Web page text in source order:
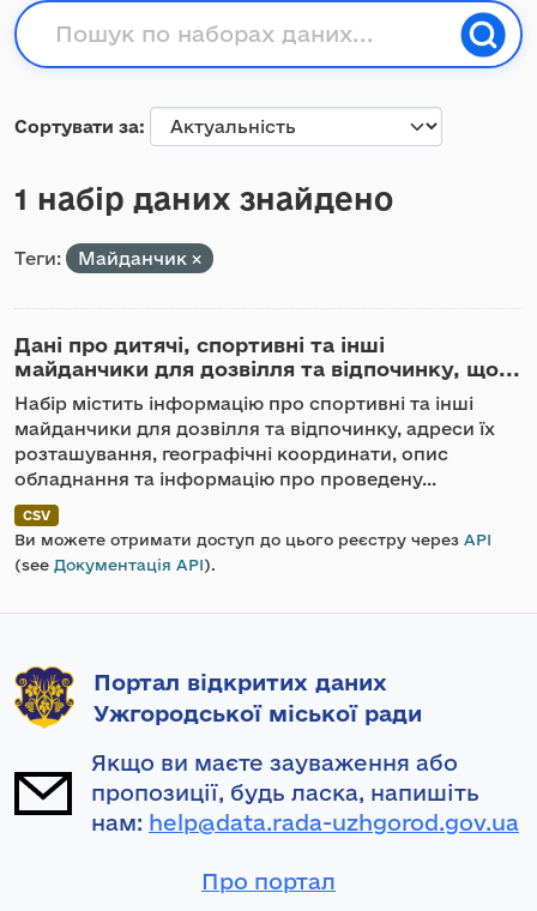
Сортувати за
1 набір даних знайдено
Теги: Майданчик
Дані про дитячі, спортивні та інші
майданчики для дозвілля та відпочинку, що...
Набір містить інформацію про спортивні та інші
майданчики для дозвілля та відпочинку, адреси їх
розташування, географічні координати, опис
обладнання та інформацію про проведену...
CSV
Ви можете отримати доступ до цього реєстру через API
(see Документація API).
Портал відкритих даних
Ужгородської міської ради
Якщо ви маєте зауваження або
пропозиції, будь ласка, напишіть
нам: help@data.rada-uzhgorod.gov.ua
Про портал